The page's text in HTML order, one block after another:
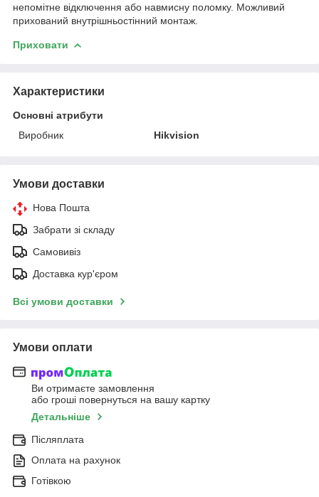
непомітне відключення або навмисну поломку. Можливий
прихований внутрішньостінний монтаж.
Приховати
Характеристики
Основні атрибути
Виробник
Hikvision
Умови доставки
Нова Пошта
Забрати зі складу
Самовивіз
Доставка кур'єром
Всі умови доставки
Умови оплати
Ви отримаєте замовлення
або гроші повернуться на вашу картку
Детальніше
Післяплата
Оплата на рахунок
Готівкою